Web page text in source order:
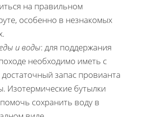
на правильном
особенно в незнакомых
и воды: для поддержания
необходимо иметь с
запас провианта
Изотермические бутылки
сохранить воду в